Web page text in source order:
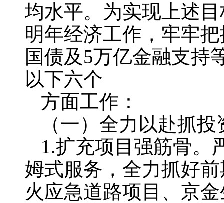
均水平。为实现上述
明年经济工作，牢牢
国债及5万亿金融支持
以下六个
方面工作：
（一）全力以赴抓
1.扩充项目强筋骨。
姆式服务，全力抓好
火应急道路项目、京